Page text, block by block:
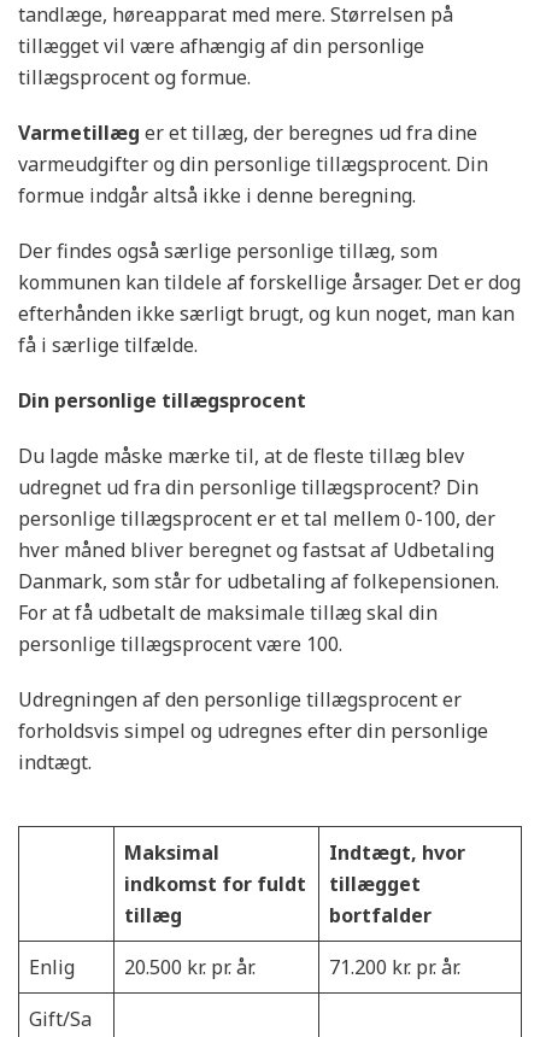
tandlæge, høreapparat med mere. Størrelsen på
tillægget vil være afhængig af din personlige
tillægsprocent og formue.
Varmetillæg er et tillæg, der beregnes ud fra dine
varmeudgifter og din personlige tillægsprocent. Din
formue indgår altså ikke i denne beregning.
Der findes også særlige personlige tillæg, som
kommunen kan tildele af forskellige årsager. Det er dog
efterhånden ikke særligt brugt, og kun noget, man kan
få i særlige tilfælde.
Din personlige tillægsprocent
Du lagde måske mærke til, at de fleste tillæg blev
udregnet ud fra din personlige tillægsprocent? Din
personlige tillægsprocent er et tal mellem 0-100, der
hver måned bliver beregnet og fastsat af Udbetaling
Danmark, som står for udbetaling af folkepensionen.
For at få udbetalt de maksimale tillæg skal din
personlige tillægsprocent være 100.
Udregningen af den personlige tillægsprocent er
forholdsvis simpel og udregnes efter din personlige
indtægt.
Maksimal
indkomst for fuldt
tillæg
Indtægt, hvor
tillægget
bortfalder
Enlig
20.500 kr. pr. år.
71.200 kr. pr. år.
Gift/Sa